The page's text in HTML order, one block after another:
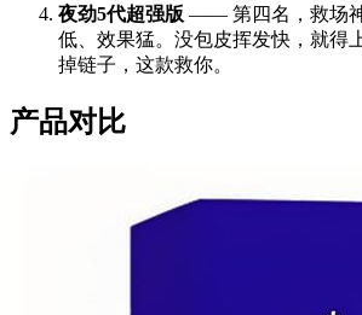
夜劲5代超强版 —— 第四名，救场
低、效果猛。没包皮挥发快，就得
掉链子，这款救你。
产品对比